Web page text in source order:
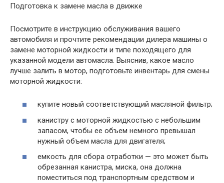
Подготовка к замене масла в движке
Посмотрите в инструкцию обслуживания вашего
автомобиля и прочтите рекомендации дилера машины о
замене моторной жидкости и типе походящего для
указанной модели автомасла. Выяснив, какое масло
лучше залить в мотор, подготовьте инвентарь для смены
моторной жидкости:
купите новый соответствующий масляной фильтр;
канистру с моторной жидкостью с небольшим
запасом, чтобы ее объем немного превышал
нужный объем масла для двигателя;
емкость для сбора отработки — это может быть
обрезанная канистра, миска, она должна
поместиться под транспортным средством и